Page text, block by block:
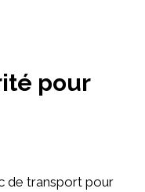
pour
de transport pour